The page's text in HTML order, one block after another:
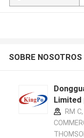
SOBRE NOSOTROS
RM